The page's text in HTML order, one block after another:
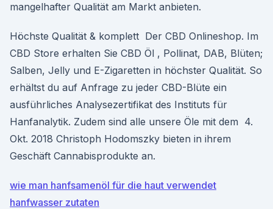
mangelhafter Qualität am Markt anbieten.
Höchste Qualität & komplett Der CBD Onlineshop. Im
CBD Store erhalten Sie CBD Öl , Pollinat, DAB, Blüten;
Salben, Jelly und E-Zigaretten in höchster Qualität. So
erhältst du auf Anfrage zu jeder CBD-Blüte ein
ausführliches Analysezertifikat des Instituts für
Hanfanalytik. Zudem sind alle unsere Öle mit dem 4.
Okt. 2018 Christoph Hodomszky bieten in ihrem
Geschäft Cannabisprodukte an.
wie man hanfsamenöl für die haut verwendet
hanfwasser zutaten